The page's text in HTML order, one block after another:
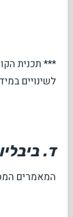
*** תכנית
לשינויים
ד.
המאמרים